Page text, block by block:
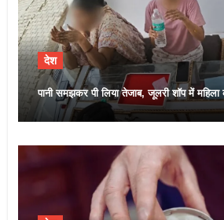
देश
पानी समझकर पी लिया तेजाब, जूलरी शॉप में महिला